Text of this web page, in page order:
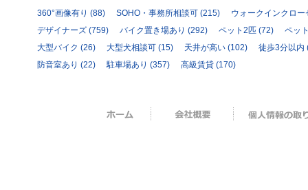
360°画像有り (88) SOHO・事務所相談可 (215)
ウォークインクロー
デザイナーズ (759) バイク置き場あり (292) ペット2匹 (72)
ペッ
大型バイク (26) 大型犬相談可 (15) 天井が高い (102) 徒歩3分以内
防音室あり (22) 駐車場あり (357) 高級賃貸 (170)